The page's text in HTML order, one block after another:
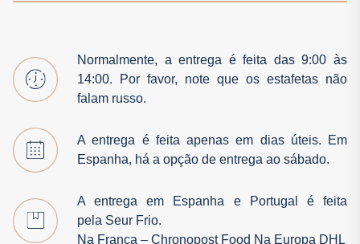
Normalmente, a entrega é feita das 9:00 às
14:00. Por favor, note que os estafetas não
falam russo.
A entrega é feita apenas em dias úteis. Em
Espanha, há a opção de entrega ao sábado.
A entrega em Espanha e Portugal é feita
pela Seur Frio.
Na França – Chronopost Food Na Europa DHL